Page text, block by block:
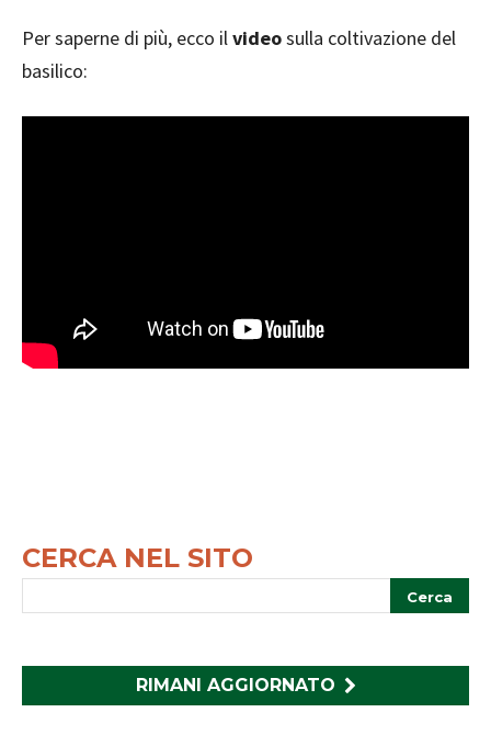
Per saperne di più, ecco ilvideosulla coltivazione del
basilico:
CERCA NEL SITO
RIMANI AGGIORNATO